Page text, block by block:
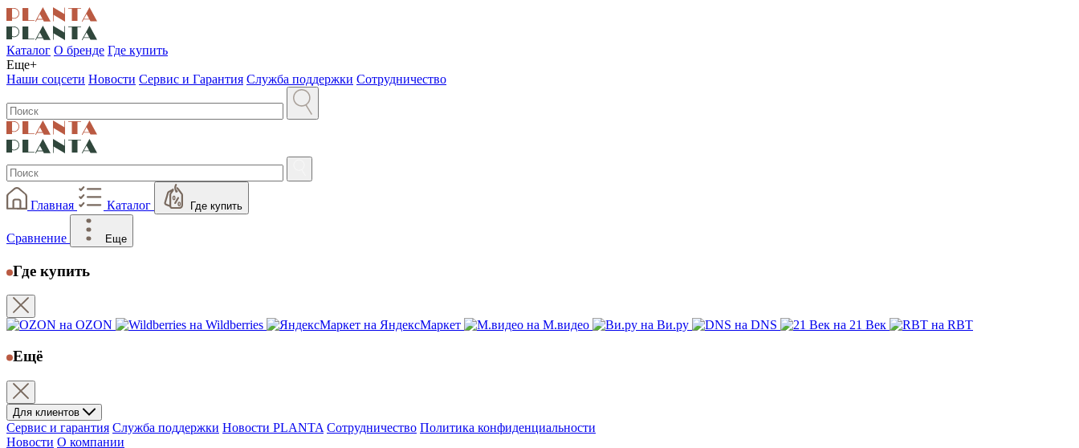
Каталог О бренде Где купить
Еще+
Наши соцсети Новости Сервис и Гарантия Служба поддержки Сотрудничество
Главная Каталог Где купить
Сравнение Еще
Где купить
на OZON на Wildberries на ЯндексМаркет на М.видео на Ви.ру на DNS на 21 Век на RBT
Ещё
Для клиентов
Сервис и гарантия Служба поддержки Новости PLANTA Сотрудничество Политика конфиденциальности
Новости О компании